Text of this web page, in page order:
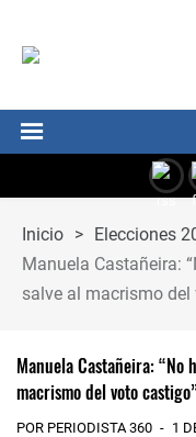
Inicio > Elecciones
Manuela Castañeira:
salve al macrismo del
Manuela Castañeira:
macrismo del voto
POR PERIODISTA 360 1